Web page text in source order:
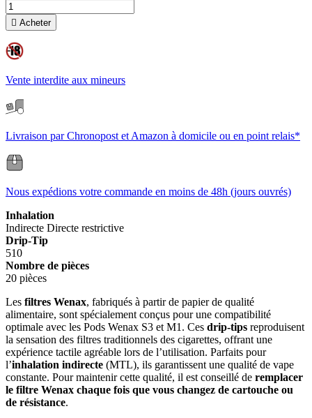
 Acheter
Vente interdite aux mineurs
Livraison par Chronopost et Amazon à domicile ou en point relais*
Nous expédions votre commande en moins de 48h (jours ouvrés)
Inhalation
Indirecte Directe restrictive
Drip-Tip
510
Nombre de pièces
20 pièces
Les filtres Wenax, fabriqués à partir de papier de qualité
alimentaire, sont spécialement conçus pour une compatibilité
optimale avec les Pods Wenax S3 et M1. Ces drip-tips reproduisent
la sensation des filtres traditionnels des cigarettes, offrant une
expérience tactile agréable lors de l’utilisation. Parfaits pour
l’inhalation indirecte (MTL), ils garantissent une qualité de vape
constante. Pour maintenir cette qualité, il est conseillé de remplacer
le filtre Wenax chaque fois que vous changez de cartouche ou
de résistance.